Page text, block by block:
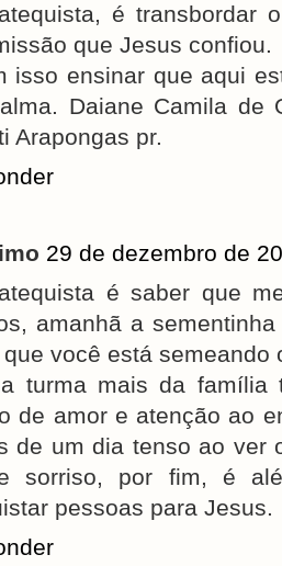
é transbordar
que Jesus confiou.
isso ensinar que aqui
Daiane Camila de
Arapongas pr.
29 de dezembro de
é saber que
amanhã a
você está
turma mais da família
de amor e atenção ao
de um dia tenso ao ver
sorriso, por fim, é
pessoas para Jesus.